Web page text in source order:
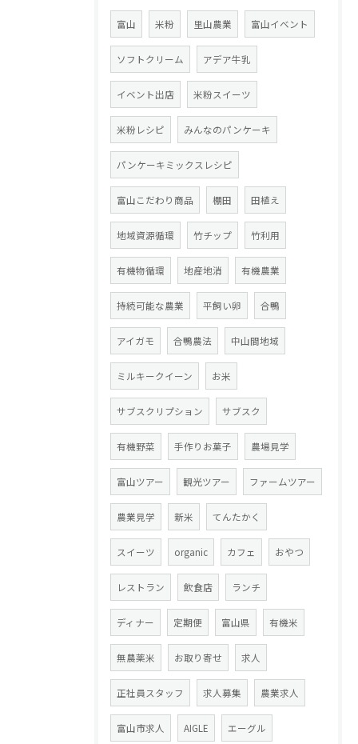
富山 米粉 里山農業 富山イベント
ソフトクリーム アデア牛乳
イベント出店 米粉スイーツ
米粉レシピ みんなのパンケーキ
パンケーキミックスレシピ
富山こだわり商品 棚田 田植え
地域資源循環 竹チップ 竹利用
有機物循環 地産地消 有機農業
持続可能な農業 平飼い卵 合鴨
アイガモ 合鴨農法 中山間地域
ミルキークイーン お米
サブスクリプション サブスク
有機野菜 手作りお菓子 農場見学
富山ツアー 観光ツアー ファームツアー
農業見学 新米 てんたかく
スイーツ organic カフェ おやつ
レストラン 飲食店 ランチ
ディナー 定期便 富山県 有機米
無農薬米 お取り寄せ 求人
正社員スタッフ 求人募集 農業求人
富山市求人 AIGLE エーグル